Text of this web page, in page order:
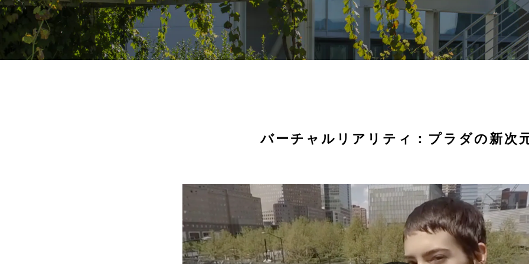
バーチャルリアリティ：プラダの新次